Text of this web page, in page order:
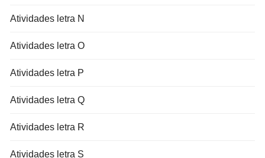
Atividades letra N
Atividades letra O
Atividades letra P
Atividades letra Q
Atividades letra R
Atividades letra S